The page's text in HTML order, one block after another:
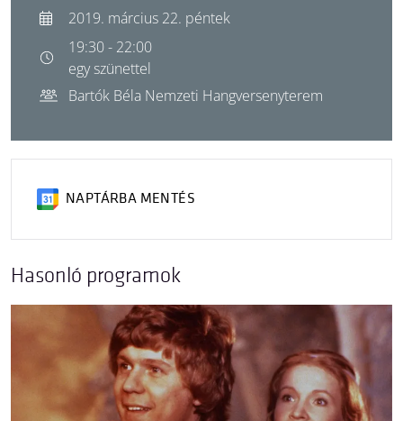
2019. március 22. péntek
19:30 - 22:00
egy szünettel
Bartók Béla Nemzeti Hangversenyterem
NAPTÁRBA MENTÉS
Hasonló programok